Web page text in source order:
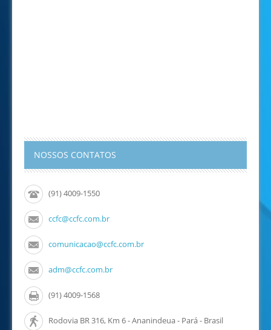
NOSSOS CONTATOS
(91) 4009-1550
ccfc@ccfc.com.br
comunicacao@ccfc.com.br
adm@ccfc.com.br
(91) 4009-1568
Rodovia BR 316, Km 6 - Ananindeua - Pará - Brasil